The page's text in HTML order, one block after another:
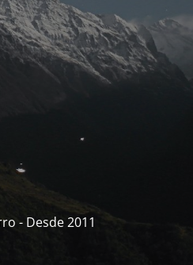
- Desde 2011